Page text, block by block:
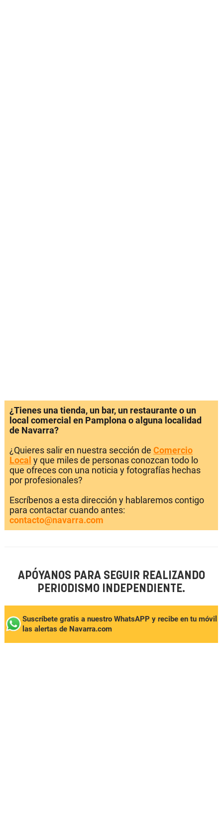
¿Tienes una tienda, un bar, un restaurante o un
local comercial en Pamplona o alguna localidad
de Navarra?
¿Quieres salir en nuestra sección de Comercio
Local y que miles de personas conozcan todo lo
que ofreces con una noticia y fotografías hechas
por profesionales?
Escríbenos a esta dirección y hablaremos contigo
para contactar cuando antes:
contacto@navarra.com
APÓYANOS PARA SEGUIR REALIZANDO
PERIODISMO INDEPENDIENTE.
Suscríbete gratis a nuestro WhatsAPP y recibe en tu móvil
las alertas de Navarra.com